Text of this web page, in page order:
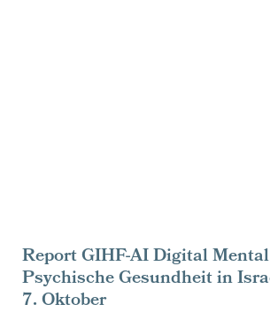
Report GIHF-AI Digital
Psychische Gesundheit in
7. Oktober